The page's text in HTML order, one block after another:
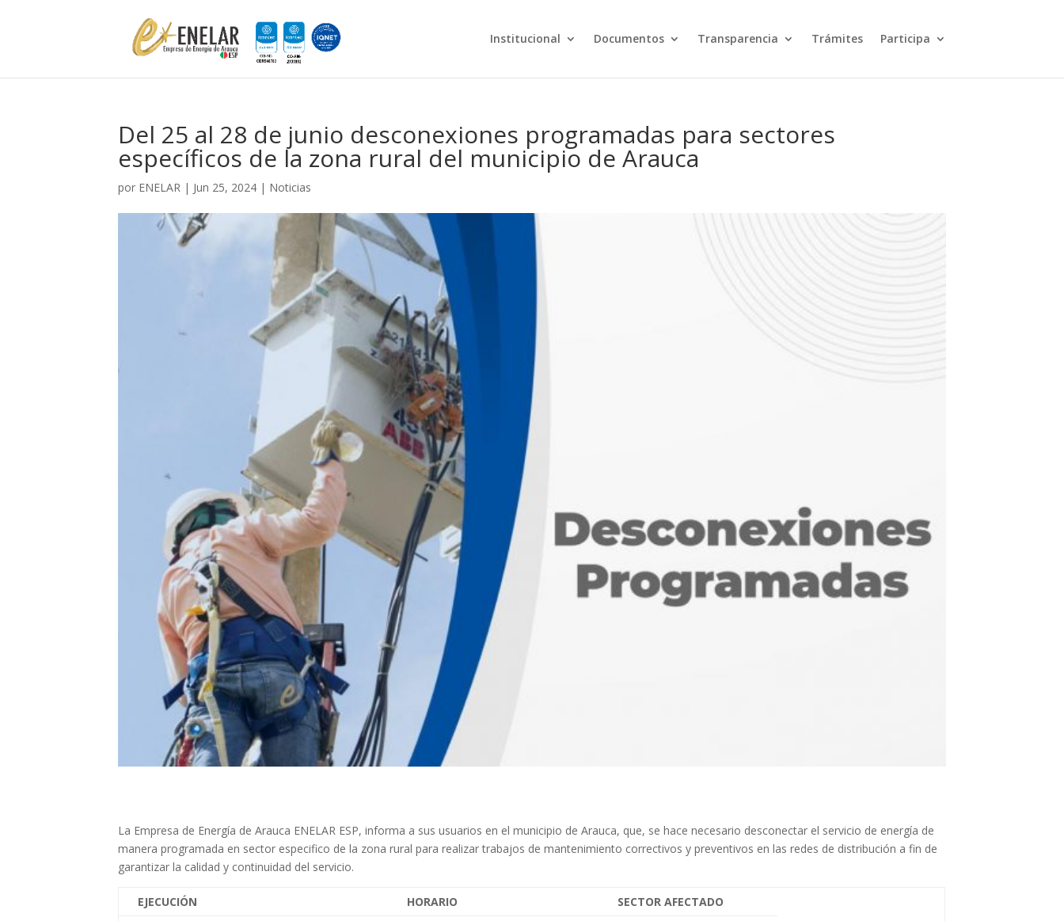
Institucional Documentos Transparencia Trámites Participa
Del 25 al 28 de junio desconexiones programadas para sectores
específicos de la zona rural del municipio de Arauca
por ENELAR | Jun 25, 2024 | Noticias
La Empresa de Energía de Arauca ENELAR ESP, informa a sus usuarios en el municipio de Arauca, que, se hace necesario desconectar el servicio de energía de
manera programada en sector especifico de la zona rural para realizar trabajos de mantenimiento correctivos y preventivos en las redes de distribución a fin de
garantizar la calidad y continuidad del servicio.
EJECUCIÓN HORARIO
SECTOR AFECTADO